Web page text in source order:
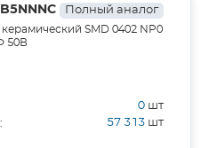
Полный аналог
SMD 0402 NP0
50В
0 шт
57 313 шт